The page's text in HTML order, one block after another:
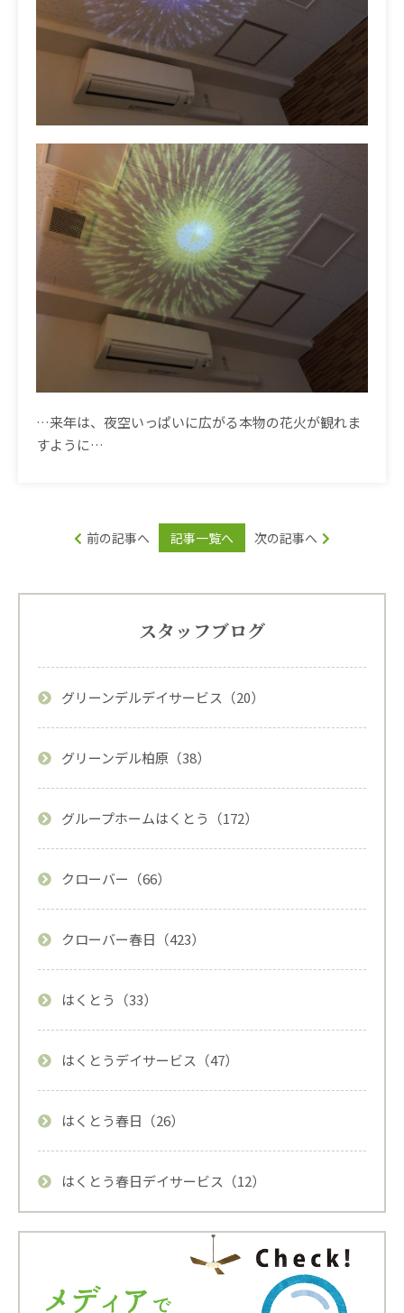
…来年は、夜空いっぱいに広がる本物の花火が観れま
すように…
前の記事へ 記事一覧へ 次の記事へ
スタッフブログ
グリーンデルデイサービス（20）
グリーンデル柏原（38）
グループホームはくとう（172）
クローバー（66）
クローバー春日（423）
はくとう（33）
はくとうデイサービス（47）
はくとう春日（26）
はくとう春日デイサービス（12）